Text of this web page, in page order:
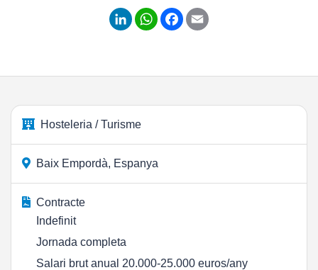
LinkedInWhatsApp
Facebook
Hosteleria / Turisme
Baix Empordà, Espanya
Contracte
Indefinit
Jornada completa
Salari brut anual 20.000-25.000 euros/any